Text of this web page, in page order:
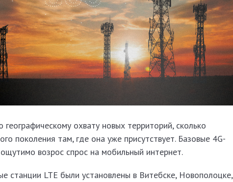
охвату новых территорий, сколько
поколения там, где она уже присутствует. Базовые 4G-
возрос спрос на мобильный интернет.
станции LTE были установлены в Витебске, Новополоцке,